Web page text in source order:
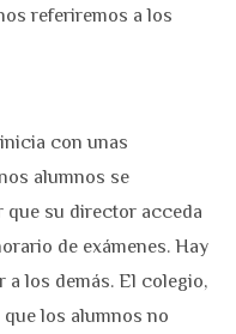
referiremos a los
con unas
alumnos se
que su director acceda
de exámenes. Hay
los demás. El colegio,
los alumnos no